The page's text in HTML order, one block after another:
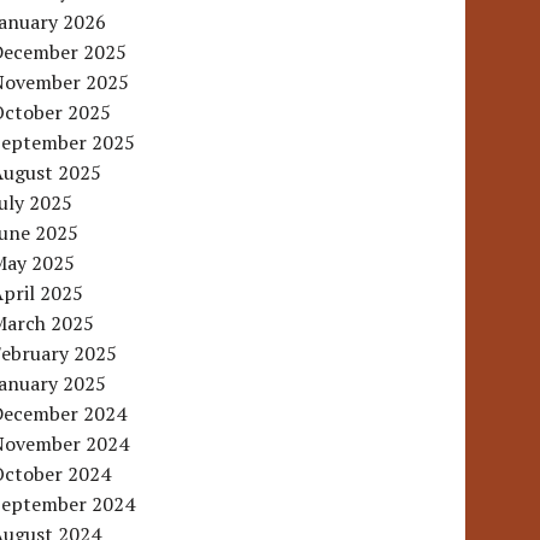
2026
2025
2025
2025
2025
2025
2025
2025
2025
2025
2025
2025
2025
2024
2024
2024
2024
2024